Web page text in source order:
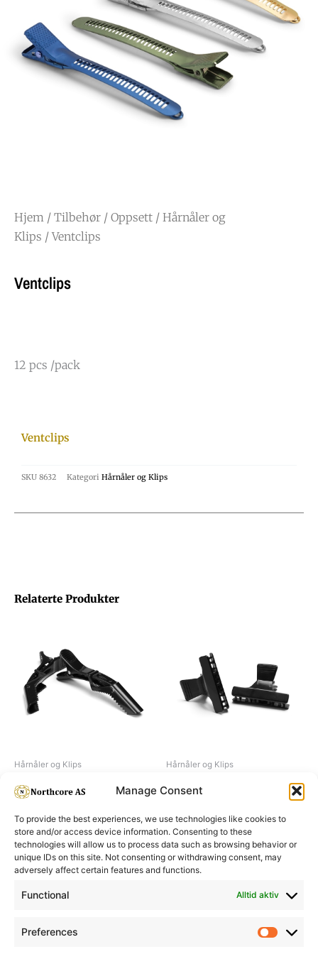
Manage Consent
To provide the best experiences, we use technologies like cookies to
store and/or access device information. Consenting to these
technologies will allow us to process data such as browsing behavior or
unique IDs on this site. Not consenting or withdrawing consent, may
adversely affect certain features and functions.
Functional Alltid aktiv
Preferences
Hjem / Tilbehør / Oppsett / Hårnåler og
Klips / Ventclips
Ventclips
12 pcs /pack
Relaterte Produkter
Hårnåler og Klips
Jawclips 2-parts
Hårnåler og Klips
Ventclips
SKU 8632 Kategori Hårnåler og Klips
Informasjon